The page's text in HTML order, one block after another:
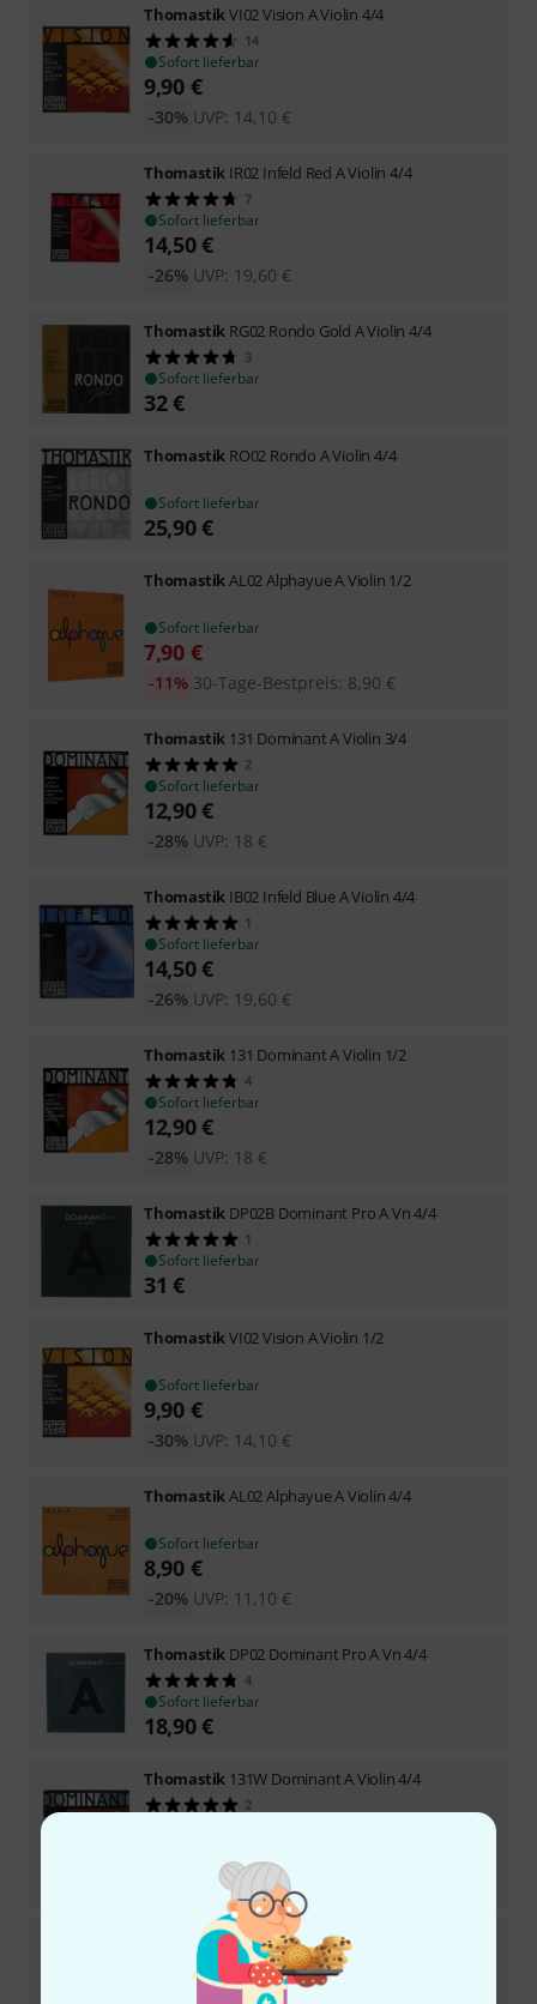
ThomastikVI02 Vision A Violin 4/4
14
Sofort lieferbar
9,90 €
UVP: 14,10 €
-30%
Thomastik IR02 Infeld Red A Violin 4/4
7
Sofort lieferbar
14,50€
UVP: 19,60 €
-26%
Thomastik RG02 Rondo Gold A Violin 4/4
3
Sofort lieferbar
32€
Thomastik RO02 Rondo A Violin 4/4
Sofort lieferbar
25,90€
ThomastikAL02 Alphayue A Violin 1/2
Sofort lieferbar
7,90 €
30-Tage-Bestpreis: 8,90 €
-11%
Thomastik 131 Dominant A Violin 3/4
2
Sofort lieferbar
12,90€
UVP: 18 €
-28%
Thomastik IB02 Infeld Blue A Violin 4/4
1
Sofort lieferbar
14,50€
UVP: 19,60 €
-26%
Thomastik 131 Dominant A Violin 1/2
4
Sofort lieferbar
12,90€
UVP: 18 €
-28%
Thomastik DP02B Dominant Pro A Vn 4/4
1
Sofort lieferbar
31 €
ThomastikVI02 Vision A Violin 1/2
Sofort lieferbar
9,90 €
UVP: 14,10 €
-30%
ThomastikAL02 Alphayue A Violin 4/4
Sofort lieferbar
8,90 €
UVP: 11,10 €
-20%
Thomastik DP02 Dominant Pro A Vn 4/4
4
Sofort lieferbar
18,90€
Thomastik 131W Dominant A Violin 4/4
2
UVP:
ThomastikTI02 TI A Violin 4/4
Sofort lieferbar